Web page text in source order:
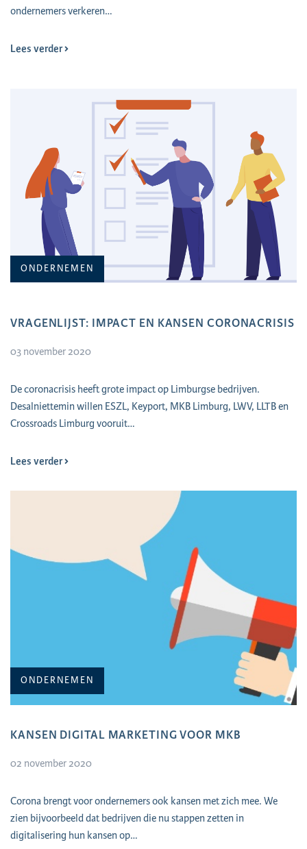
ondernemers verkeren…
Lees verder
ONDERNEMEN
VRAGENLIJST: IMPACT EN KANSEN CORONACRISIS
03 november 2020
De coronacrisis heeft grote impact op Limburgse bedrijven.
Desalniettemin willen ESZL, Keyport, MKB Limburg, LWV, LLTB en
Crossroads Limburg vooruit…
Lees verder
ONDERNEMEN
KANSEN DIGITAL MARKETING VOOR MKB
02 november 2020
​Corona brengt voor ondernemers ook kansen met zich mee. We
zien bijvoorbeeld dat bedrijven die nu stappen zetten in
digitalisering hun kansen op…